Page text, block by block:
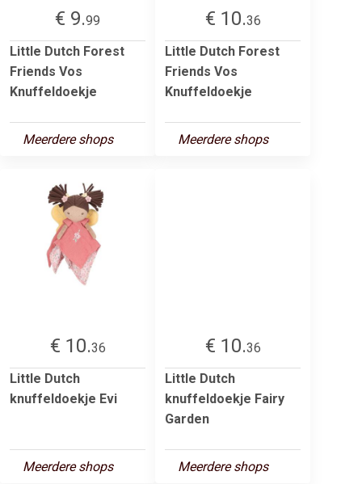
€ 9.99
Little Dutch Forest
Friends Vos
Knuffeldoekje
Meerdere shops
€ 10.36
Little Dutch Forest
Friends Vos
Knuffeldoekje
Meerdere shops
€ 10.36
Little Dutch
knuffeldoekje Evi
Meerdere shops
€ 10.36
Little Dutch
knuffeldoekje Fairy
Garden
Meerdere shops